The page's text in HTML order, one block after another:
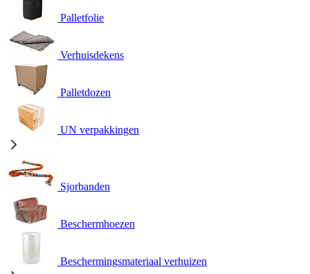
Palletfolie
Verhuisdekens
Palletdozen
UN verpakkingen
Sjorbanden
Beschermhoezen
Beschermingsmateriaal verhuizen